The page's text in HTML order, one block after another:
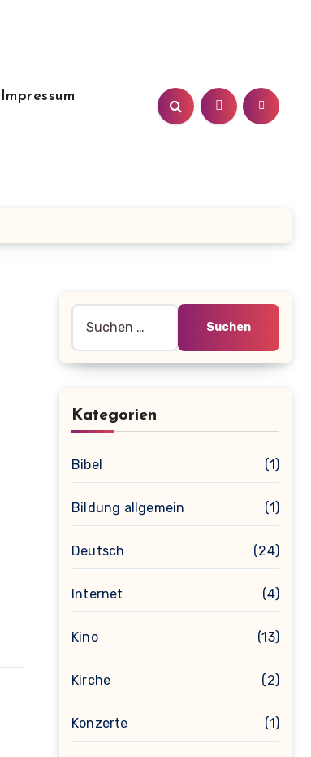
Impressum
nach:
Kategorien
Bibel (1)
Bildung allgemein (1)
Deutsch (24)
Internet (4)
Kino (13)
Kirche (2)
Konzerte (1)